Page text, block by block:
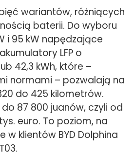
wariantów, różniących
baterii. Do wyboru
i 95 kW napędzające
LFP o
42,3 kWh, które –
normami – pozwalają na
do 425 kilometrów.
87 800 juanów, czyli od
euro. To poziom, na
w klientów BYD Dolphina